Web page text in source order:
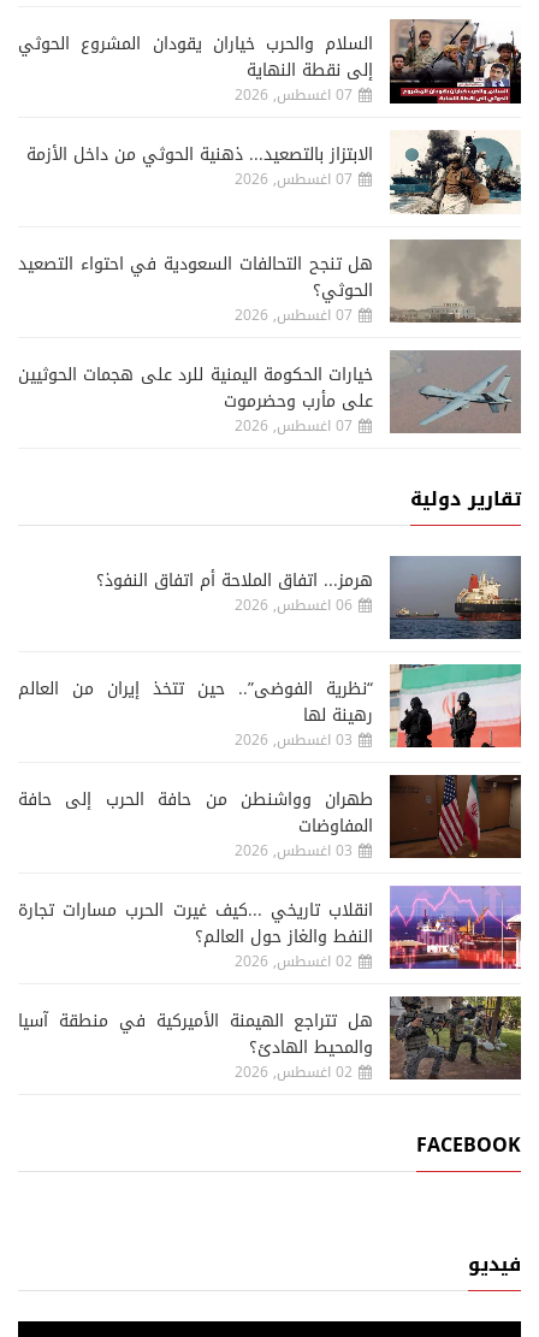
السلام والحرب خياران يقودان المشروع الحوثي
إلى نقطة النهاية
07 اغسطس, 2026
الابتزاز بالتصعيد... ذهنية الحوثي من داخل الأزمة
07 اغسطس, 2026
هل تنجح التحالفات السعودية في احتواء التصعيد
الحوثي؟
07 اغسطس, 2026
خيارات الحكومة اليمنية للرد على هجمات الحوثيين
على مأرب وحضرموت
07 اغسطس, 2026
تقارير دولية
هرمز... اتفاق الملاحة أم اتفاق النفوذ؟
06 اغسطس, 2026
“نظرية الفوضى”.. حين تتخذ إيران من العالم
رهينة لها
03 اغسطس, 2026
طهران وواشنطن من حافة الحرب إلى حافة
المفاوضات
03 اغسطس, 2026
انقلاب تاريخي ...كيف غيرت الحرب مسارات تجارة
النفط والغاز حول العالم؟
02 اغسطس, 2026
هل تتراجع الهيمنة الأميركية في منطقة آسيا
والمحيط الهادئ؟
02 اغسطس, 2026
FACEBOOK
فيديو